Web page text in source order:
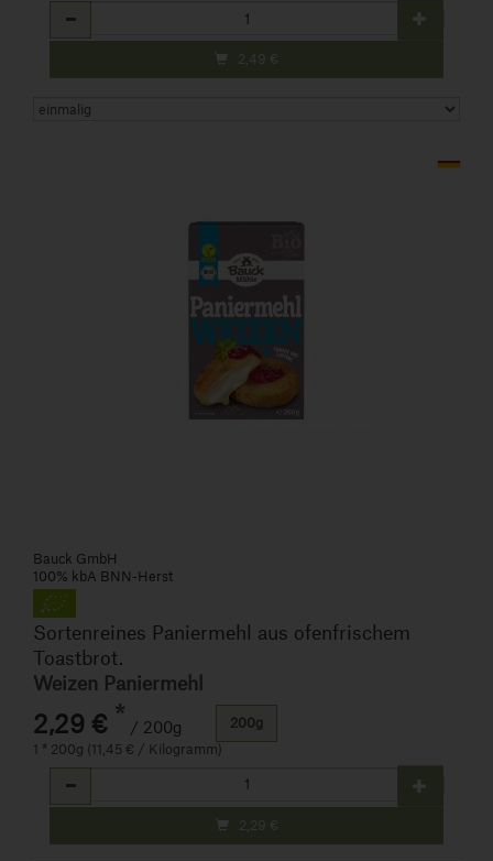
Anzahl
2,49 €
Bauck GmbH
100% kbA BNN-Herst
Sortenreines Paniermehl aus ofenfrischem
Toastbrot.
Weizen Paniermehl
2,29 € * / 200g
1 * 200g (11,45 € / Kilogramm)
200g
Anzahl
2,29 €